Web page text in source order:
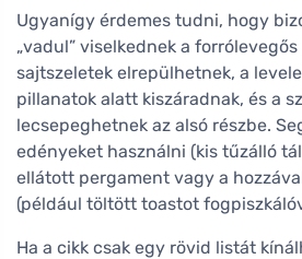
Ugyanígy érdemes tudni, hogy
„vadul” viselkednek a
sajtszeletek elrepülhetnek, a
pillanatok alatt kiszáradnak, és a
lecsepeghetnek az alsó részbe.
edényeket használni (kis tűzálló
ellátott pergament vagy a
(például töltött toastot
Ha a cikk csak egy rövid listát